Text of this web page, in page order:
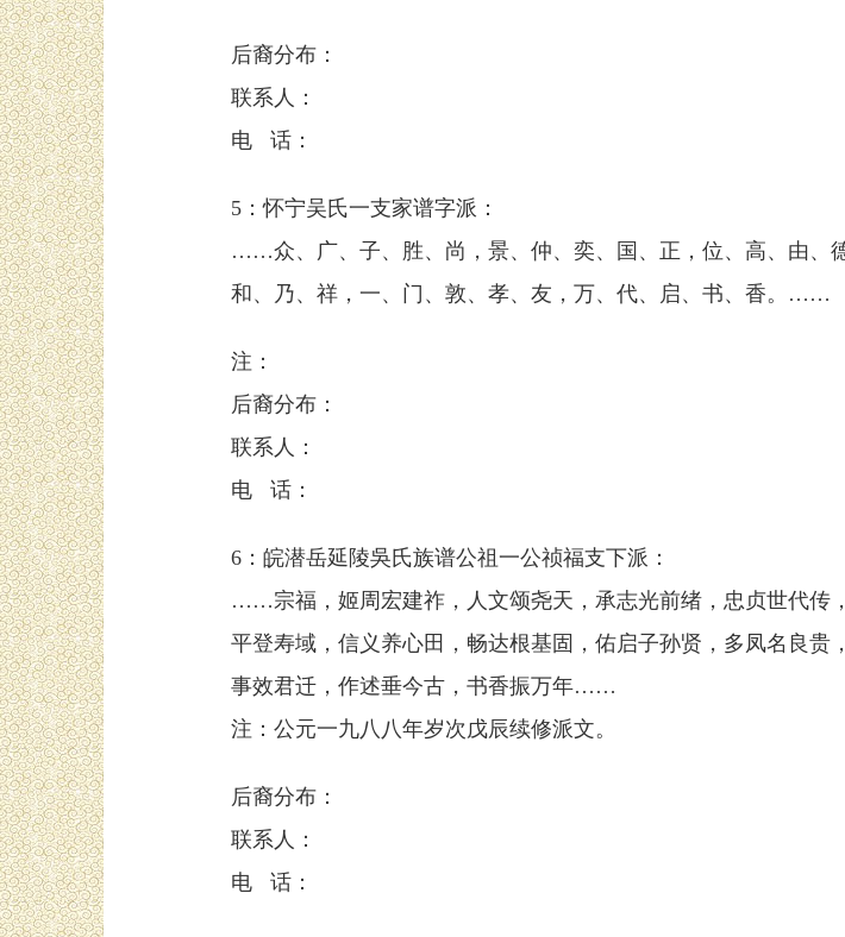
后裔分布：
联系人：
电 话：
5：怀宁吴氏一支家谱字派：
……众、广、子、胜、尚，景、仲、奕、国、正，位、高、由、
和、乃、祥，一、门、敦、孝、友，万、代、启、书、香。……
注：
后裔分布：
联系人：
电 话：
6：皖潜岳延陵吳氏族谱公祖一公祯福支下派：
……宗福，姬周宏建祚，人文颂尧天，承志光前绪，忠贞世代传
平登寿域，信义养心田，畅达根基固，佑启子孙贤，多凤名良
事效君迁，作述垂今古，书香振万年……
注：公元一九八八年岁次戊辰续修派文。
后裔分布：
联系人：
电 话：